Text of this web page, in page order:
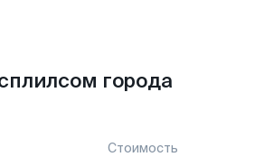
города
Стоимость